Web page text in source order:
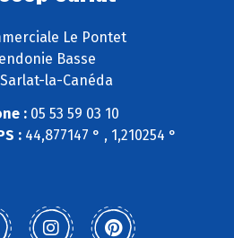
Le Pontet
Basse
la-Canéda
: 05 53 59 03 10
:44,877147 ° , 1,210254 °